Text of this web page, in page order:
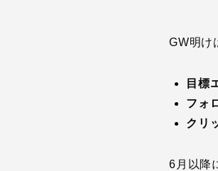
GW明け
目標
フォ
クリ
6月以降